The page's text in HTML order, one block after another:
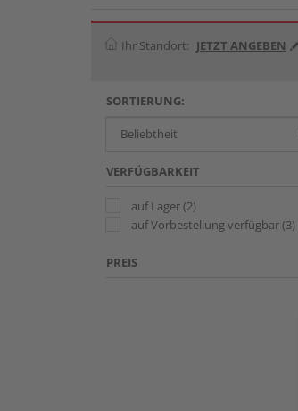
Ihr Standort: JETZT ANGEBEN
SORTIERUNG:
VERFÜGBARKEIT
auf Lager(2)
auf Vorbestellung verfügbar(3)
PREIS